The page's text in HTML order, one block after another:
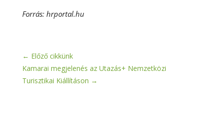
Forrás: hrportal.hu
← Előző cikkünk
Kamarai megjelenés az Utazás+ Nemzetközi
Turisztikai Kiállításon →